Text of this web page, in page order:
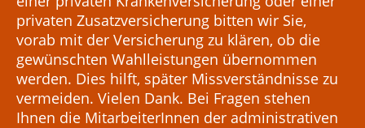
privaten Zusatzversicherung bitten wir Sie,
vorab mit der Versicherung zu klären, ob die
gewünschten Wahlleistungen übernommen
werden. Dies hilft, später Missverständnisse zu
vermeiden. Vielen Dank. Bei Fragen stehen
Ihnen die MitarbeiterInnen der administrativen